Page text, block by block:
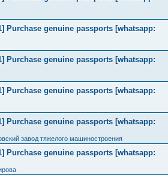
Purchase genuine passports [whatsapp:
Purchase genuine passports [whatsapp:
Purchase genuine passports [whatsapp:
Purchase genuine passports [whatsapp:
завод тяжелого машиностроения
Purchase genuine passports [whatsapp: